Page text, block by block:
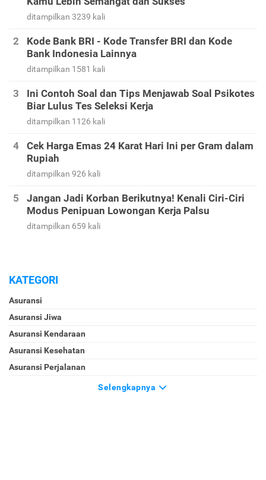
ditampilkan 3239 kali
Kode Bank BRI - Kode Transfer BRI dan Kode
Bank Indonesia Lainnya
ditampilkan 1581 kali
Ini Contoh Soal dan Tips Menjawab Soal Psikotes
Biar Lulus Tes Seleksi Kerja
ditampilkan 1126 kali
Cek Harga Emas 24 Karat Hari Ini per Gram dalam
Rupiah
ditampilkan 926 kali
Jangan Jadi Korban Berikutnya! Kenali Ciri-Ciri
Modus Penipuan Lowongan Kerja Palsu
ditampilkan 659 kali
KATEGORI
Asuransi
Asuransi Jiwa
Asuransi Kendaraan
Asuransi Kesehatan
Asuransi Perjalanan
Selengkapnya